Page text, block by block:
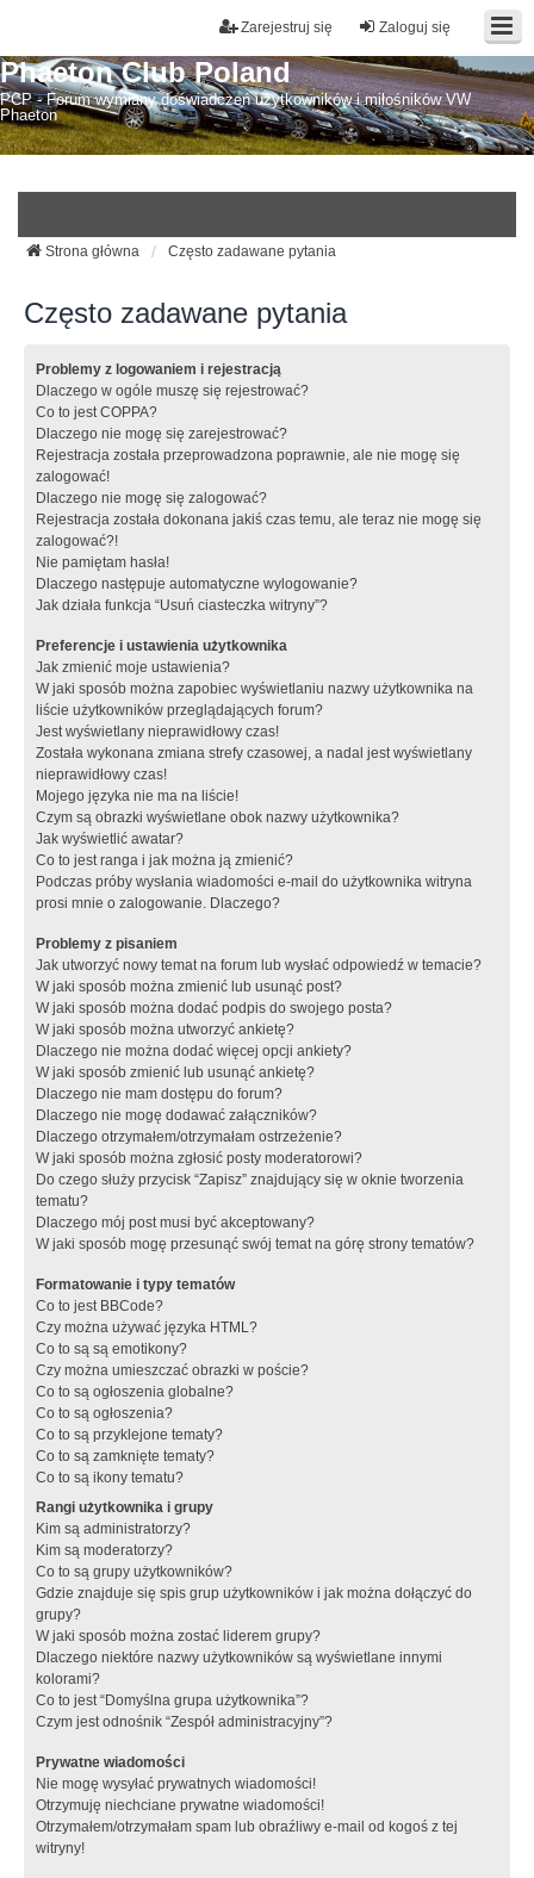
Zaloguj się
Zarejestruj się
Phaeton Club Poland
PCP - Forum wymiany doświadczeń użytkowników i miłośników VW
Phaeton
Strona główna Często zadawane pytania
Często zadawane pytania
Problemy z logowaniem i rejestracją
Dlaczego w ogóle muszę się rejestrować?
Co to jest COPPA?
Dlaczego nie mogę się zarejestrować?
Rejestracja została przeprowadzona poprawnie, ale nie mogę się
zalogować!
Dlaczego nie mogę się zalogować?
Rejestracja została dokonana jakiś czas temu, ale teraz nie mogę się
zalogować?!
Nie pamiętam hasła!
Dlaczego następuje automatyczne wylogowanie?
Jak działa funkcja “Usuń ciasteczka witryny”?
Preferencje i ustawienia użytkownika
Jak zmienić moje ustawienia?
W jaki sposób można zapobiec wyświetlaniu nazwy użytkownika na
liście użytkowników przeglądających forum?
Jest wyświetlany nieprawidłowy czas!
Została wykonana zmiana strefy czasowej, a nadal jest wyświetlany
nieprawidłowy czas!
Mojego języka nie ma na liście!
Czym są obrazki wyświetlane obok nazwy użytkownika?
Jak wyświetlić awatar?
Co to jest ranga i jak można ją zmienić?
Podczas próby wysłania wiadomości e-mail do użytkownika witryna
prosi mnie o zalogowanie. Dlaczego?
Problemy z pisaniem
Jak utworzyć nowy temat na forum lub wysłać odpowiedź w temacie?
W jaki sposób można zmienić lub usunąć post?
W jaki sposób można dodać podpis do swojego posta?
W jaki sposób można utworzyć ankietę?
Dlaczego nie można dodać więcej opcji ankiety?
W jaki sposób zmienić lub usunąć ankietę?
Dlaczego nie mam dostępu do forum?
Dlaczego nie mogę dodawać załączników?
Dlaczego otrzymałem/otrzymałam ostrzeżenie?
W jaki sposób można zgłosić posty moderatorowi?
Do czego służy przycisk “Zapisz” znajdujący się w oknie tworzenia
tematu?
Dlaczego mój post musi być akceptowany?
W jaki sposób mogę przesunąć swój temat na górę strony tematów?
Formatowanie i typy tematów
Co to jest BBCode?
Czy można używać języka HTML?
Co to są są emotikony?
Czy można umieszczać obrazki w poście?
Co to są ogłoszenia globalne?
Co to są ogłoszenia?
Co to są przyklejone tematy?
Co to są zamknięte tematy?
Co to są ikony tematu?
Rangi użytkownika i grupy
Kim są administratorzy?
Kim są moderatorzy?
Co to są grupy użytkowników?
Gdzie znajduje się spis grup użytkowników i jak można dołączyć do
grupy?
W jaki sposób można zostać liderem grupy?
Dlaczego niektóre nazwy użytkowników są wyświetlane innymi
kolorami?
Co to jest “Domyślna grupa użytkownika”?
Czym jest odnośnik “Zespół administracyjny”?
Prywatne wiadomości
Nie mogę wysyłać prywatnych wiadomości!
Otrzymuję niechciane prywatne wiadomości!
Otrzymałem/otrzymałam spam lub obraźliwy e-mail od kogoś z tej
witryny!